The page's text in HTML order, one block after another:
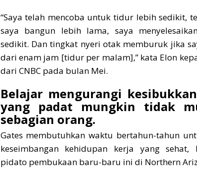
“Saya telah mencoba untuk tidur lebih sedikit,
saya bangun lebih lama, saya
sedikit. Dan tingkat nyeri otak memburuk jika
dari enam jam [tidur per malam],” kata Elon
dari CNBC pada bulan Mei.
Belajar mengurangi
yang padat mungkin tidak
sebagian orang.
Gates membutuhkan waktu bertahun-tahun
keseimbangan kehidupan kerja yang sehat,
pidato pembukaan baru-baru ini di Northern